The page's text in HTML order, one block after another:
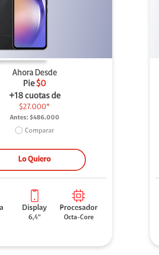
Ahora Desde
Pie $0
+18 cuotas de
$27.000*
Antes: $486.000
Comparar
Lo Quiero
Display
6,4"
Procesador
Octa-Core